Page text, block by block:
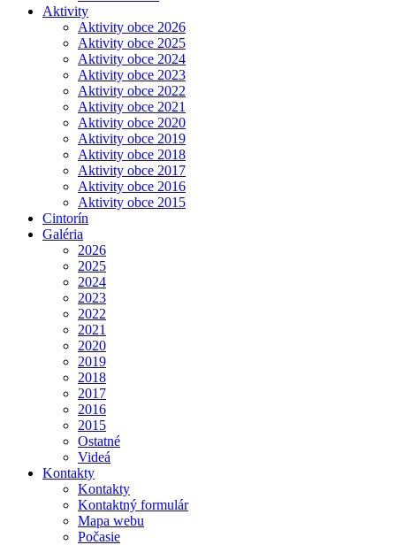
Aktivity
Aktivity obce 2026
Aktivity obce 2025
Aktivity obce 2024
Aktivity obce 2023
Aktivity obce 2022
Aktivity obce 2021
Aktivity obce 2020
Aktivity obce 2019
Aktivity obce 2018
Aktivity obce 2017
Aktivity obce 2016
Aktivity obce 2015
Cintorín
Galéria
2026
2025
2024
2023
2022
2021
2020
2019
2018
2017
2016
2015
Ostatné
Videá
Kontakty
Kontakty
Kontaktný formulár
Mapa webu
Počasie